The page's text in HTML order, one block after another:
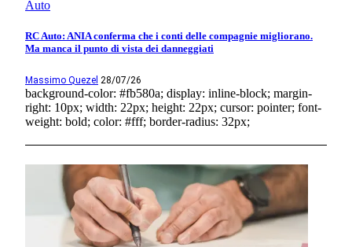
Auto
RC Auto: ANIA conferma che i conti delle compagnie migliorano.
Ma manca il punto di vista dei danneggiati
Massimo Quezel 28/07/26
background-color: #fb580a; display: inline-block; margin-
right: 10px; width: 22px; height: 22px; cursor: pointer; font-
weight: bold; color: #fff; border-radius: 32px;